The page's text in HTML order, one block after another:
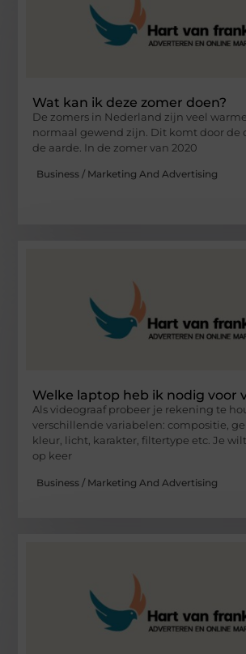
Wat kan ik deze zomer doen?
De zomers in Nederland zijn veel
normaal gewend zijn. Dit komt door de
de aarde. In de zomer van 2020
Business / Marketing And Advertising
Welke laptop heb ik nodig voor
Als videograaf probeer je rekening te
verschillende variabelen: compositie,
kleur, licht, karakter, filtertype etc. Je
op keer
Business / Marketing And Advertising